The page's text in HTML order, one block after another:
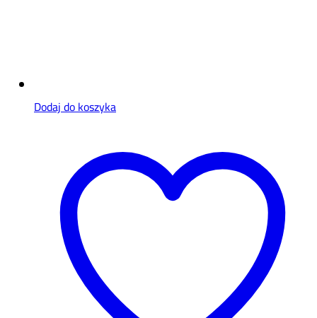
Dodaj do koszyka